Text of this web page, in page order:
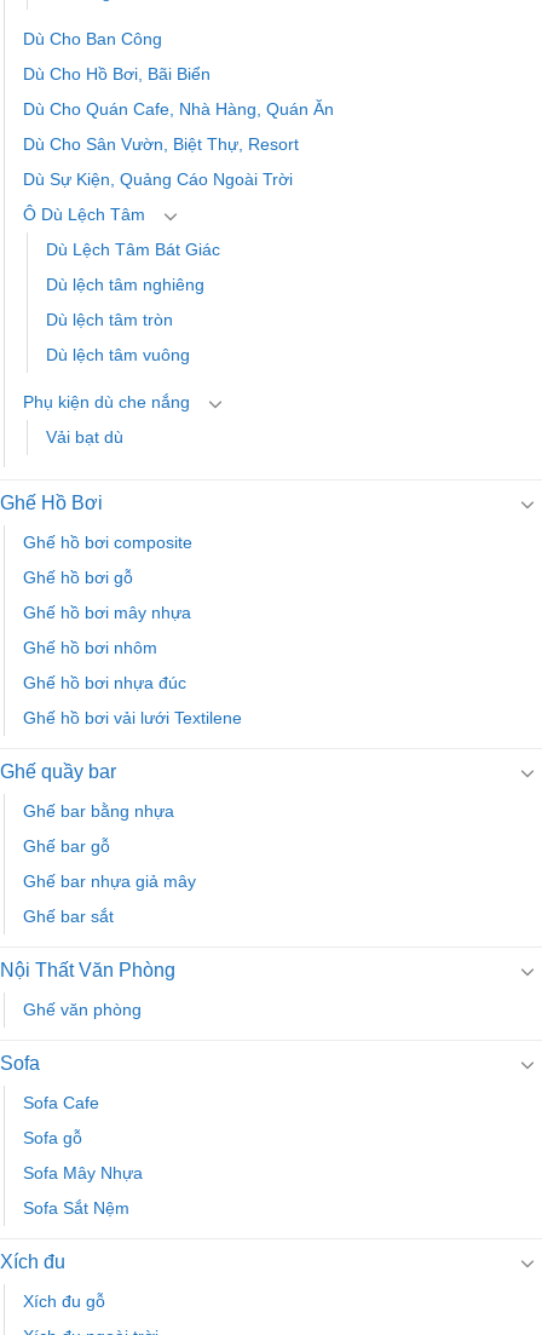
Dù Cho Ban Công
Dù Cho Hồ Bơi, Bãi Biển
Dù Cho Quán Cafe, Nhà Hàng, Quán Ăn
Dù Cho Sân Vườn, Biệt Thự, Resort
Dù Sự Kiện, Quảng Cáo Ngoài Trời
Ô Dù Lệch Tâm
Dù Lệch Tâm Bát Giác
Dù lệch tâm nghiêng
Dù lệch tâm tròn
Dù lệch tâm vuông
Phụ kiện dù che nắng
Vải bạt dù
Ghế Hồ Bơi
Ghế hồ bơi composite
Ghế hồ bơi gỗ
Ghế hồ bơi mây nhựa
Ghế hồ bơi nhôm
Ghế hồ bơi nhựa đúc
Ghế hồ bơi vải lưới Textilene
Ghế quầy bar
Ghế bar bằng nhựa
Ghế bar gỗ
Ghế bar nhựa giả mây
Ghế bar sắt
Nội Thất Văn Phòng
Ghế văn phòng
Sofa
Sofa Cafe
Sofa gỗ
Sofa Mây Nhựa
Sofa Sắt Nệm
Xích đu
Xích đu gỗ